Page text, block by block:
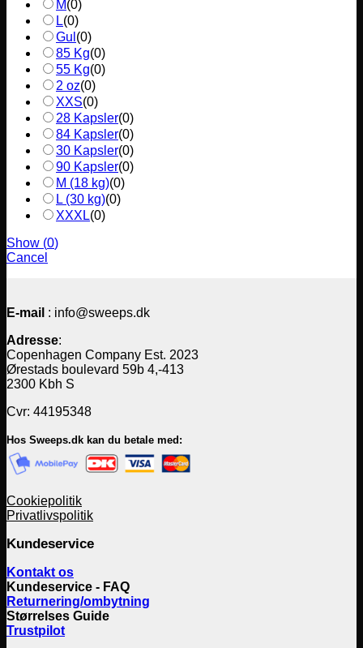
M(0)
L(0)
Gul (0)
85 Kg(0)
55 Kg(0)
2 oz(0)
XXS(0)
28 Kapsler(0)
84 Kapsler(0)
30 Kapsler(0)
90 Kapsler(0)
M (18 kg)(0)
L (30 kg)(0)
XXXL(0)
Show (0)
Cancel
E-mail : info@sweeps.dk
Adresse:
Copenhagen Company Est. 2023
Ørestads boulevard 59b 4,-413
2300 Kbh S
Cvr: 44195348
Hos Sweeps.dk kan du betale med:
Cookiepolitik
Privatlivspolitik
Kundeservice
Kontakt os
Kundeservice - FAQ
Returnering/ombytning
Størrelses Guide
Trustpilot